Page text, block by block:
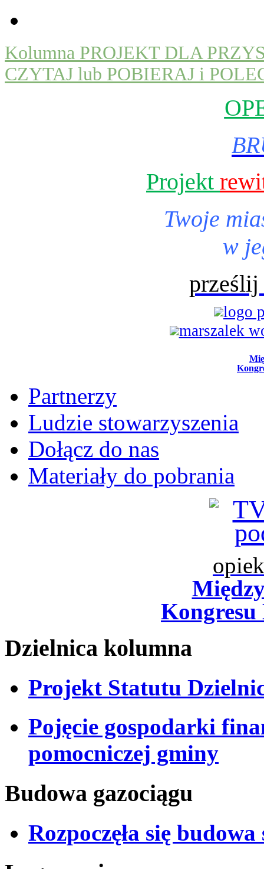
Kolumna PROJEKT DLA
CZYTAJ lub POBIERAJ i
Projekt
Twoje
w
prześlij
Mię
Partnerzy
Ludzie stowarzyszenia
Dołącz do nas
Materiały do pobrania
Dzielnica kolumna
Projekt Statutu
Pojęcie gospodarki
pomocniczej gminy
Budowa gazociągu
Rozpoczęła się